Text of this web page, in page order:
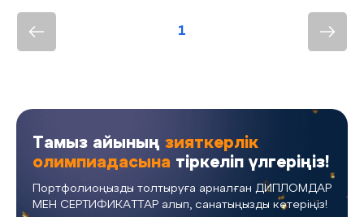
1
Тамыз айының зияткерлік
олимпиадасына тіркеліп үлгеріңіз!
Портфолиоңызды толтыруға арналған ДИПЛОМДАР
МЕН СЕРТИФИКАТТАР алып, санатыңызды көтеріңіз!